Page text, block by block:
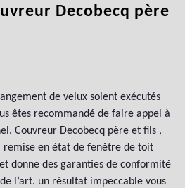
Decobecq père
de velux soient exécutés
êtes recommandé de faire appel à
Couvreur Decobecq père et fils ,
remise en état de fenêtre de toit
donne des garanties de conformité
l’art. un résultat impeccable vous